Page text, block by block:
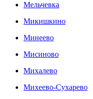
Мельчевка
Микишкино
Минеево
Мисиново
Михалево
Михеево-Сухарево